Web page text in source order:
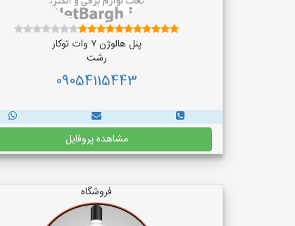
پنل هالوژن ۷ وات توکار
رشت
09054115443
مشاهده پروفایل
فروشگاه